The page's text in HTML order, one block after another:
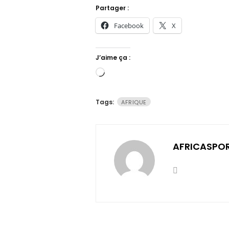
Partager :
Facebook X
J’aime ça :
Chargement…
Tags: AFRIQUE